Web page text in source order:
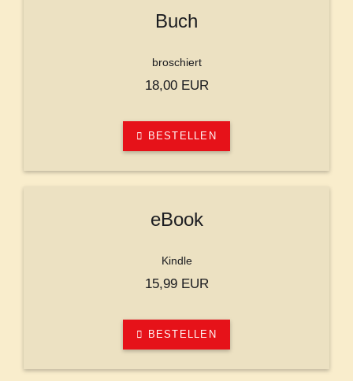
Buch
broschiert
18,00 EUR
BESTELLEN
eBook
Kindle
15,99 EUR
BESTELLEN